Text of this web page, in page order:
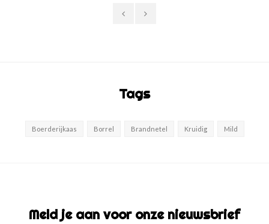
Tags
Boerderijkaas Borrel Brandnetel Kruidig Mild
Meld je aan voor onze nieuwsbrief